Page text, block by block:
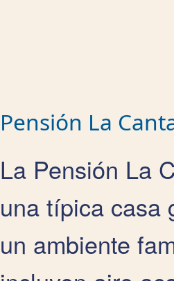
Pensión La
La Pensión La
una típica casa
un ambiente